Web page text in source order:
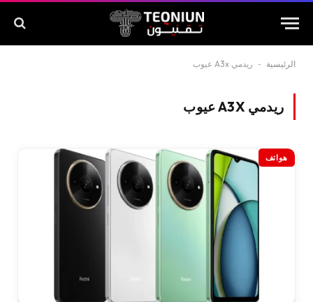
الرئيسية - ريدمي A3x عيوب
ريدمي A3X عيوب
هواتف